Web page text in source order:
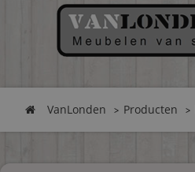
VanLonden Producten